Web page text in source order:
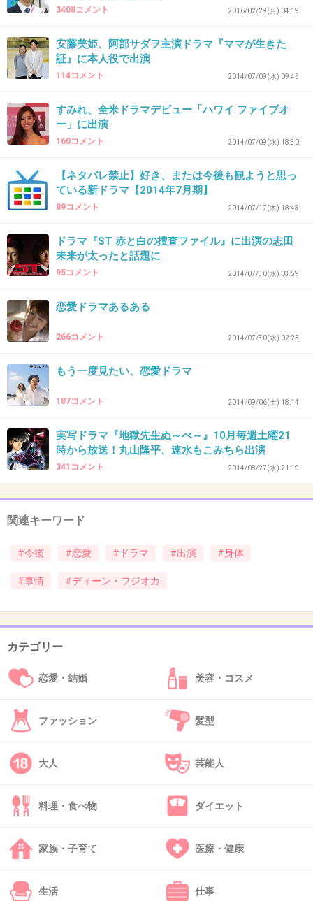
31. 匿名2016/02/06(土) 14:03:01
ドラマに出なくていいよ
+1075 -83
32. 匿名2016/02/06(土) 14:03:14
それよりも、昨日のぴったんこかんかんでの掛
+581 -77
33. 匿名2016/02/06(土) 14:03:31
アーティストだと最近タトゥー隠さずテレビ出
はタトゥーなんて絶対NGなこともあるだろうか
らね。
+588 -27
34. 匿名2016/02/06(土) 14:03:39
リンゼイさん殺害の犯罪映画の監督やって、そ
れが世間にバレてきたからでしょ。
ディアでは良しとされない風潮はいつまでも残
これが嫌いな俳優だと叩くくせに。
ガル民調子いいよな～
3408コメント 2016/02/29(月) 04:19
安藤美姫、阿部サダヲ主演ドラマ『ママが生きた
証』に本人役で出演
114コメント 2014/07/09(水) 09:45
すみれ、全米ドラマデビュー「ハワイ ファイブオ
ー」に出演
160コメント 2014/07/09(水) 18:30
【ネタバレ禁止】好き、または今後も観ようと思っ
ている新ドラマ【2014年7月期】
89コメント 2014/07/17(木) 18:43
ドラマ『ST 赤と白の捜査ファイル』に出演の志田
未来が太ったと話題に
95コメント 2014/07/30(水) 03:59
恋愛ドラマあるある
266コメント 2014/07/30(水) 02:25
もう一度見たい、恋愛ドラマ
187コメント 2014/09/06(土) 18:14
実写ドラマ『地獄先生ぬ～べ～』10月毎週土曜21
時から放送！丸山隆平、速水もこみちら出演
341コメント 2014/08/27(水) 21:19
関連キーワード
#今後 #恋愛 #ドラマ #出演 #身体
#事情 #ディーン・フジオカ
カテゴリー
恋愛・結婚 美容・コスメ
ファッション 髪型
大人 芸能人
料理・食べ物 ダイエット
家族・子育て 医療・健康
生活 仕事